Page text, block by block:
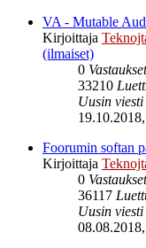
VA - Mutable
Kirjoittaja
(ilmaiset)
0 Vastaukset
33210
Uusin viesti
Foorumin softan
Kirjoittaja
0 Vastaukset
36117
Uusin viesti